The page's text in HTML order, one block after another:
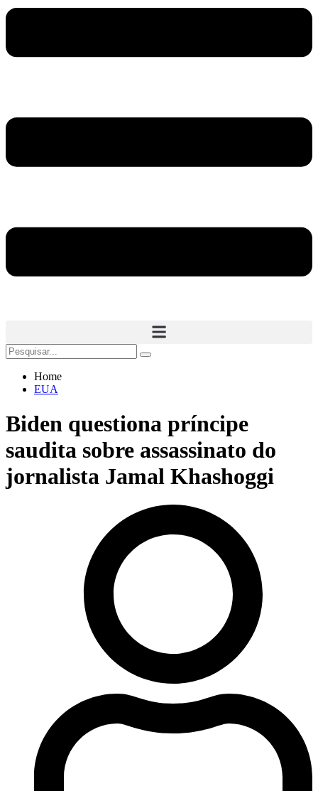
Home
EUA
Biden questiona príncipe
saudita sobre assassinato do
jornalista Jamal Khashoggi